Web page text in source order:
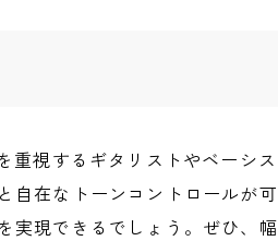
重視するギタリストやベーシス
自在なトーンコントロールが可
実現できるでしょう。ぜひ、幅